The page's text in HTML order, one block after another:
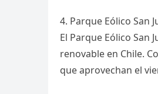
4. Parque Eólico San
El Parque Eólico San
renovable en Chile.
que aprovechan el